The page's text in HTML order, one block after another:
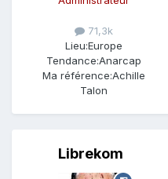
71,3k
Lieu:Europe
Tendance:Anarcap
Ma référence:Achille
Talon
Librekom